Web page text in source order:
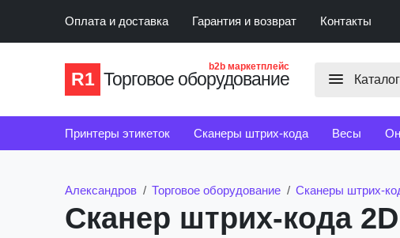
Оплата и доставка Гарантия и возврат Контакты
R1 Торговое оборудование
b2b маркетплейс
Каталог
Принтеры этикеток Сканеры штрих-кода Весы
Александров Торговое оборудование Сканеры штрих-
Сканер штрих-кода